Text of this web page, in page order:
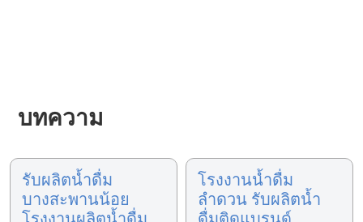
บทความ
รับผลิตน้ำดื่ม
บางสะพานน้อย
โรงงานผลิตน้ำดื่ม
โรงงานน้ำดื่ม
ลำดวน รับผลิตน้ำ
ดื่มติดแบรนด์